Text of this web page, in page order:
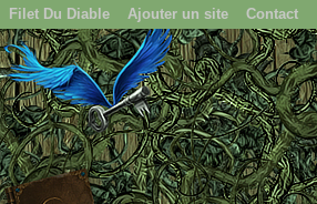
Filet Du Diable Ajouter un site Contact